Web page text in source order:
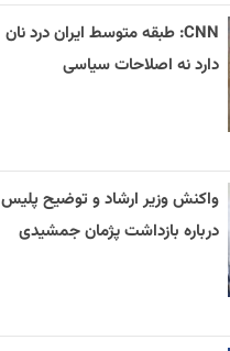
CNN: طبقه متوسط ایران درد نان
دارد نه اصلاحات سیاسی
واکنش وزیر ارشاد و توضیح پلیس
درباره بازداشت پژمان جمشیدی